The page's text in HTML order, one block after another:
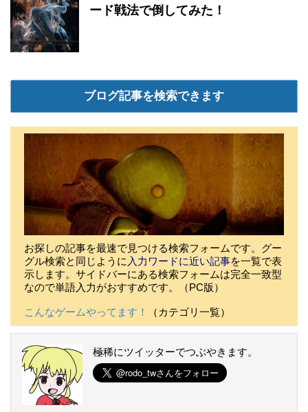
ード戦法で倒してみた！
ブログ記事を検索できます
お探しの記事を最速で見つける検索フォームです。グー
グル検索と同じように 入力ワードに近い記事を一覧で表
示します。サイドバーにある検索フォームは完全一致型
なので単語入力がおすすめです。（PC版）
こんなゲームやってます！ （カテゴリ一覧）
極稀にツイッターでつぶやきます。